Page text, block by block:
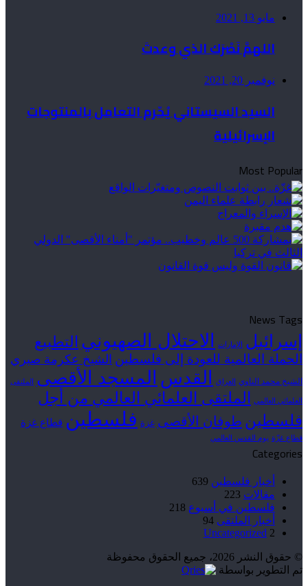
مايو 13, 2021
اللهمَّ نَصْرَك الذي وعدتَ
نوفمبر 20, 2021
السيد السيستاني يُحّرم التعامل بالمنتوجات
الإسرائيلية
Most Popular
News Tags
إسرائيل الإمارات الاحتلال الصهيوني التطبيع
الحملة العالمية للعودة إلى فلسطين الشيخ عكرمة صبري
الشيخ محمد الناوي العراق القدس المسجد الأقصى الملتقى
العلمائي العالمي
الملتقى العلمائي العالمي من أجل
فلسطين طوفان الأقصى غزة فلسطين قطاع غزة
قطاع غزّة يوم القدس العالمي
Categories
أخبار فلسطين 639
مقالات 223
فلسطين في أسبوع 218
أخبار الملتقى 94
Uncategorized 2
© حقوق النشر 2026، جميع الحقوق محفوظة
تم التطوير بواسطة